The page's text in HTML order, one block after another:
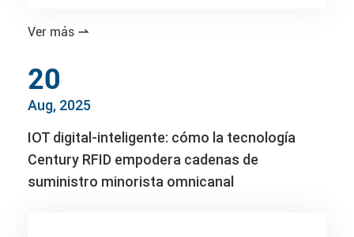
Ver más 
20
Aug, 2025
IOT digital-inteligente: cómo la tecnología
Century RFID empodera cadenas de
suministro minorista omnicanal